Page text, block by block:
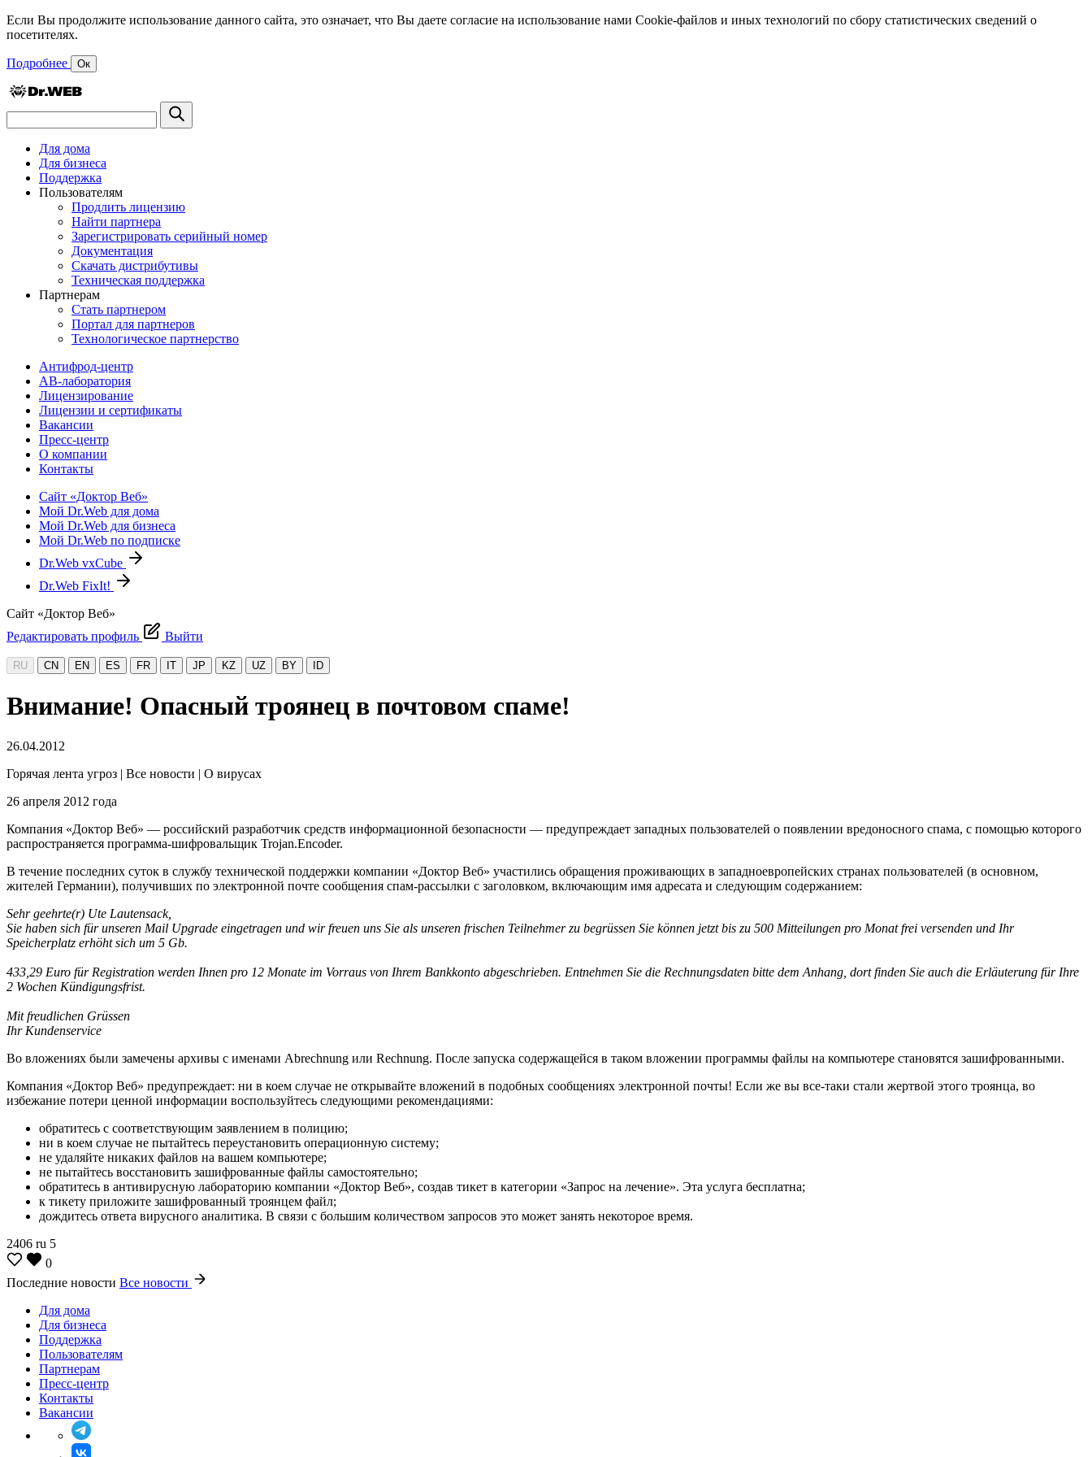
Если Вы продолжите использование данного сайта, это означает, что Вы даете согласие на использование нами Cookie-файлов и иных технологий по сбору статистических сведений о
посетителях.
Подробнее Ок
Для дома
Для бизнеса
Поддержка
Пользователям
Продлить лицензию
Найти партнера
Зарегистрировать серийный номер
Документация
Скачать дистрибутивы
Техническая поддержка
Партнерам
Стать партнером
Портал для партнеров
Технологическое партнерство
Антифрод-центр
АВ-лаборатория
Лицензирование
Лицензии и сертификаты
Вакансии
Пресс-центр
О компании
Контакты
Сайт «Доктор Веб»
Мой Dr.Web для дома
Мой Dr.Web для бизнеса
Мой Dr.Web по подписке
Dr.Web vxCube
Dr.Web FixIt!
Сайт «Доктор Веб»
Редактировать профиль
Выйти
RU CN EN ES FR IT JP KZ UZ BY ID
Внимание! Опасный троянец в почтовом спаме!
26.04.2012
Горячая лента угроз | Все новости | О вирусах
26 апреля 2012 года
Компания «Доктор Веб» — российский разработчик средств информационной безопасности — предупреждает западных пользователей о появлении вредоносного спама, с помощью которого
распространяется программа-шифровальщик Trojan.Encoder.
В течение последних суток в службу технической поддержки компании «Доктор Веб» участились обращения проживающих в западноевропейских странах пользователей (в основном,
жителей Германии), получивших по электронной почте сообщения спам-рассылки с заголовком, включающим имя адресата и следующим содержанием:
Sehr geehrte(r) Ute Lautensack,
Sie haben sich für unseren Mail Upgrade eingetragen und wir freuen uns Sie als unseren frischen Teilnehmer zu begrüssen Sie können jetzt bis zu 500 Mitteilungen pro Monat frei versenden und Ihr
Speicherplatz erhöht sich um 5 Gb.
433,29 Euro für Registration werden Ihnen pro 12 Monate im Vorraus von Ihrem Bankkonto abgeschrieben. Entnehmen Sie die Rechnungsdaten bitte dem Anhang, dort finden Sie auch die Erläuterung für Ihre
2 Wochen Kündigungsfrist.
Mit freudlichen Grüssen
Ihr Kundenservice
Во вложениях были замечены архивы с именами Abrechnung или Rechnung. После запуска содержащейся в таком вложении программы файлы на компьютере становятся зашифрованными.
Компания «Доктор Веб» предупреждает: ни в коем случае не открывайте вложений в подобных сообщениях электронной почты! Если же вы все-таки стали жертвой этого троянца, во
избежание потери ценной информации воспользуйтесь следующими рекомендациями:
обратитесь с соответствующим заявлением в полицию;
ни в коем случае не пытайтесь переустановить операционную систему;
не удаляйте никаких файлов на вашем компьютере;
не пытайтесь восстановить зашифрованные файлы самостоятельно;
обратитесь в антивирусную лабораторию компании «Доктор Веб», создав тикет в категории «Запрос на лечение». Эта услуга бесплатна;
к тикету приложите зашифрованный троянцем файл;
дождитесь ответа вирусного аналитика. В связи с большим количеством запросов это может занять некоторое время.
2406 ru 5
0
Последние новости Все новости
Для дома
Для бизнеса
Поддержка
Пользователям
Партнерам
Пресс-центр
Контакты
Вакансии